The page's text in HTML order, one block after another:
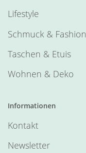
Lifestyle
Schmuck & Fashion
Taschen & Etuis
Wohnen & Deko
Informationen
Kontakt
Newsletter